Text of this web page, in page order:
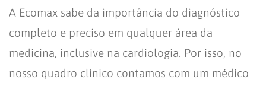
A Ecomax sabe da importância do diagnóstico
completo e preciso em qualquer área da
medicina, inclusive na cardiologia. Por isso, no
nosso quadro clínico contamos com um médico